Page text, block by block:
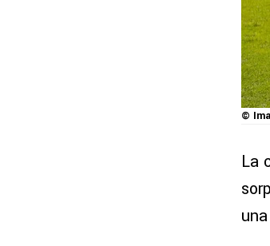
©
La
una